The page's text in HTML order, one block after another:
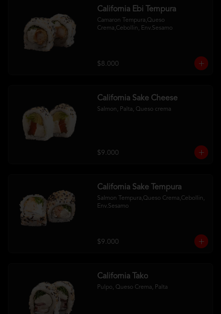
California Ebi Tempura
Camaron Tempura,Queso
Crema,Cebollin, Env.Sesamo
$8.000
California Sake Cheese
Salmon, Palta, Queso crema
$9.000
California Sake Tempura
Salmon Tempura,Queso Crema,Cebollin,
Env.Sesamo
$9.000
California Tako
Pulpo, Queso Crema, Palta